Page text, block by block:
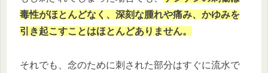
毒性がほとんどなく、深刻な腫れや痛み、かゆみを
引き起こすことはほとんどありません。
それでも、念のために刺された部分はすぐに流水で